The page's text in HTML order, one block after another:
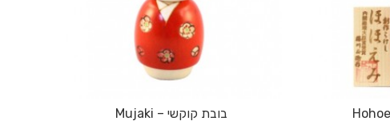
מידע נוסף
בובת קוקשי – Mujaki